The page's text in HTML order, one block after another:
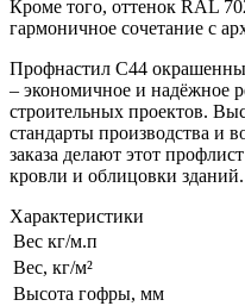
Кроме того, оттенок RAL
гармоничное сочетание с
Профнастил С44
– экономичное и надёжное
строительных проектов.
стандарты производства и
заказа делают этот
кровли и облицовки зданий.
Характеристики
Вес кг/м.п
Вес, кг/м²
Высота гофры, мм